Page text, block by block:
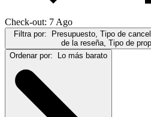
Check-out: 7 Ago
Filtra por:
Presupuesto, Tipo de
de la reseña, Tipo de
Ordenar por:
Lo más barato